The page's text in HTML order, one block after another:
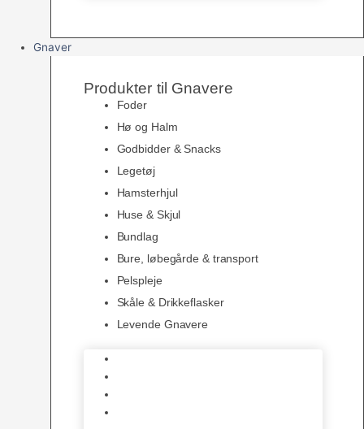
Gnaver
Produkter til Gnavere
Foder
Hø og Halm
Godbidder & Snacks
Legetøj
Hamsterhjul
Huse & Skjul
Bundlag
Bure, løbegårde & transport
Pelspleje
Skåle & Drikkeflasker
Levende Gnavere